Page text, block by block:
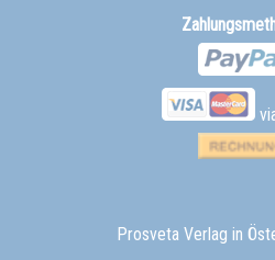
Prosveta Verlag in